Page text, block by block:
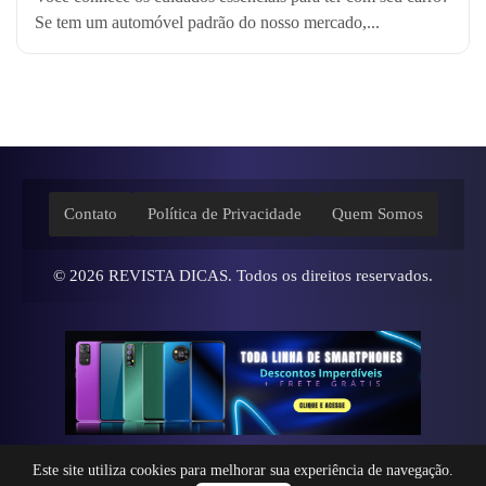
Se tem um automóvel padrão do nosso mercado,...
Contato Política de Privacidade Quem Somos
© 2026 REVISTA DICAS. Todos os direitos reservados.
Este site utiliza cookies para melhorar sua experiência de navegação.